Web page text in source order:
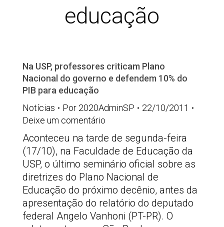
educação
Na USP, professores criticam Plano
Nacional do governo e defendem 10% do
PIB para educação
Notícias
Por 2020AdminSP
22/10/2011
Deixe um comentário
Aconteceu na tarde de segunda-feira
(17/10), na Faculdade de Educação da
USP, o último seminário oficial sobre as
diretrizes do Plano Nacional de
Educação do próximo decênio, antes da
apresentação do relatório do deputado
federal Angelo Vanhoni (PT-PR). O